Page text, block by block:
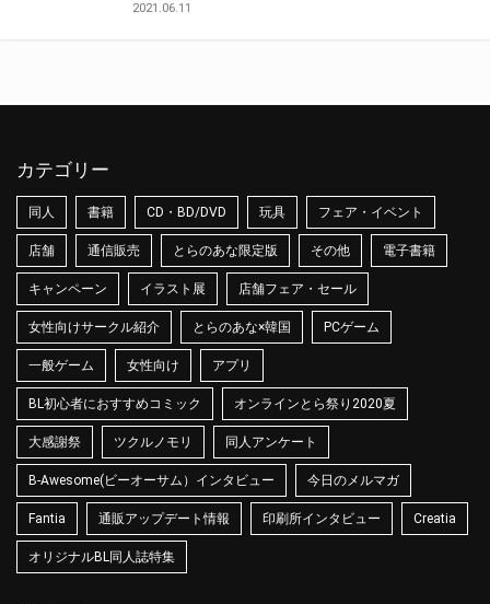
2021.06.11
カテゴリー
同人 書籍 CD・BD/DVD 玩具 フェア・イベント
店舗 通信販売 とらのあな限定版 その他 電子書籍
キャンペーン イラスト展 店舗フェア・セール
女性向けサークル紹介 とらのあな×韓国 PCゲーム
一般ゲーム 女性向け アプリ
BL初心者におすすめコミック オンラインとら祭り2020夏
大感謝祭 ツクルノモリ 同人アンケート
B-Awesome(ビーオーサム）インタビュー 今日のメルマガ
Fantia 通販アップデート情報 印刷所インタビュー Creatia
オリジナルBL同人誌特集